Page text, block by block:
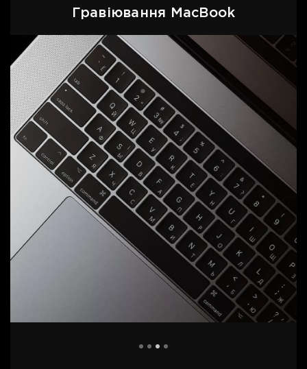
Гравіювання MacBook